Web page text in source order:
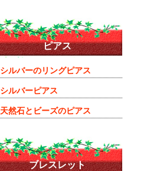
ピアス
シルバーのリングピアス
シルバーピアス
天然石とビーズのピアス
ブレスレット